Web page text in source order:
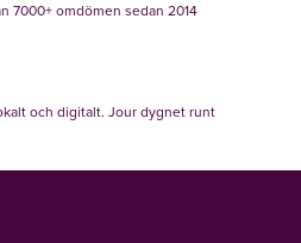
7000+ omdömen sedan 2014
och digitalt. Jour dygnet runt